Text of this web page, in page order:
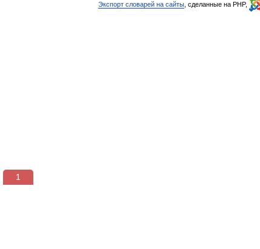
Экспорт словарей на сайты , сделанные на PHP,
1